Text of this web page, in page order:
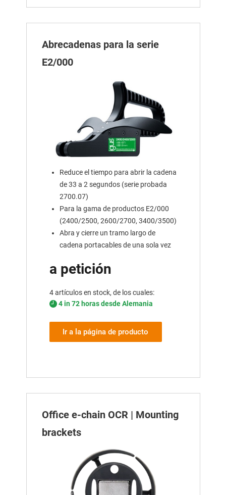
Abrecadenas para la serie
E2/000
Reduce el tiempo para abrir la cadena
de 33 a 2 segundos (serie probada
2700.07)
Para la gama de productos E2/000
(2400/2500, 2600/2700, 3400/3500)
Abra y cierre un tramo largo de
cadena portacables de una sola vez
a petición
4 artículos en stock, de los cuales:
4 in 72 horas desde Alemania
Ir a la página de producto
Office e-chain OCR | Mounting
brackets